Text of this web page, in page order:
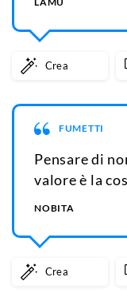
Crea
FUMETTI
Pensare di
valore è la
NOBITA
Crea